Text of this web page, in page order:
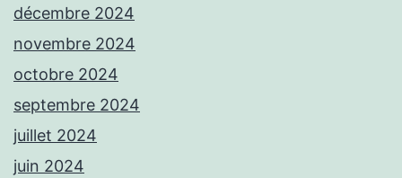
décembre 2024
novembre 2024
octobre 2024
septembre 2024
juillet 2024
juin 2024